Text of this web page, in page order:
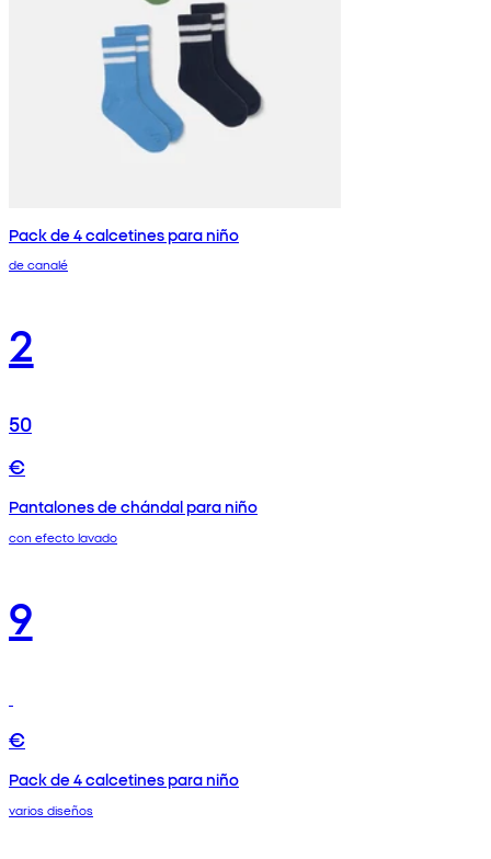
Pack de 4 calcetines para niño
de canalé
2
50
€
Pantalones de chándal para niño
con efecto lavado
9
€
Pack de 4 calcetines para niño
varios diseños